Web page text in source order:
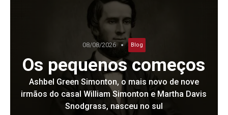
08/08/2026 Blog
Os pequenos começos
Ashbel Green Simonton, o mais novo de nove
irmãos do casal William Simonton e Martha Davis
Snodgrass, nasceu no sul